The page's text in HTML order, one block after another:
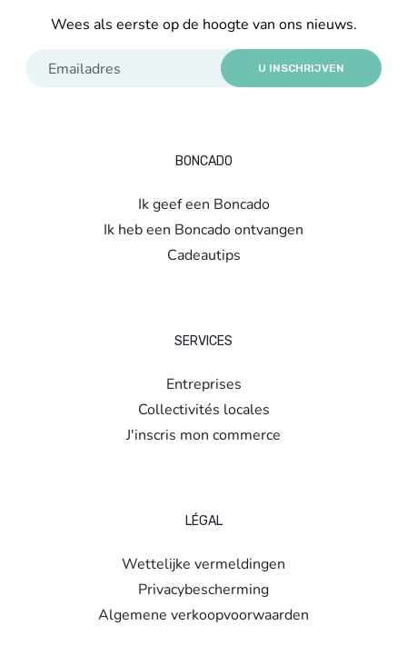
Wees als eerste op de hoogte van ons nieuws.
U INSCHRIJVEN
BONCADO
Ik geef een Boncado
Ik heb een Boncado ontvangen
Cadeautips
SERVICES
Entreprises
Collectivités locales
J'inscris mon commerce
LÉGAL
Wettelijke vermeldingen
Privacybescherming
Algemene verkoopvoorwaarden